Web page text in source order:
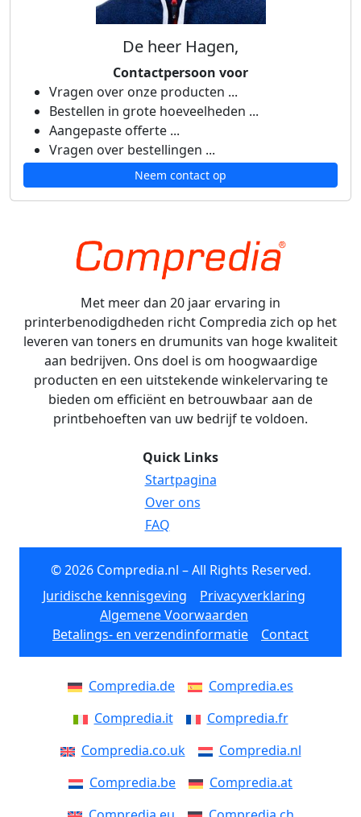
De heer Hagen,
Contactpersoon voor
Vragen over onze producten ...
Bestellen in grote hoeveelheden ...
Aangepaste offerte ...
Vragen over bestellingen ...
Neem contact op
Met meer dan 20 jaar ervaring in
printerbenodigdheden richt Compredia zich op het
leveren van toners en drumunits van hoge kwaliteit
aan bedrijven. Ons doel is om hoogwaardige
producten en een uitstekende winkelervaring te
bieden om efficiënt en betrouwbaar aan de
printbehoeften van uw bedrijf te voldoen.
Quick Links
Startpagina
Over ons
FAQ
© 2026 Compredia.nl – All Rights Reserved.
Juridische kennisgeving
Privacyverklaring
Algemene Voorwaarden
Betalings- en verzendinformatie
Contact
Compredia.de
Compredia.es
Compredia.it
Compredia.fr
Compredia.co.uk
Compredia.nl
Compredia.be
Compredia.at